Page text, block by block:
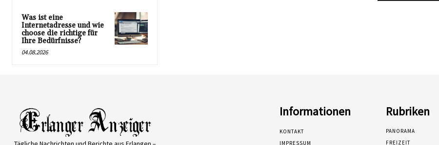
Was ist eine
Internetadresse und wie
choose die richtige für
Ihre Bedürfnisse?
04.08.2026
Informationen
KONTAKT
IMPRESSUM
Rubriken
PANORAMA
FREIZEIT